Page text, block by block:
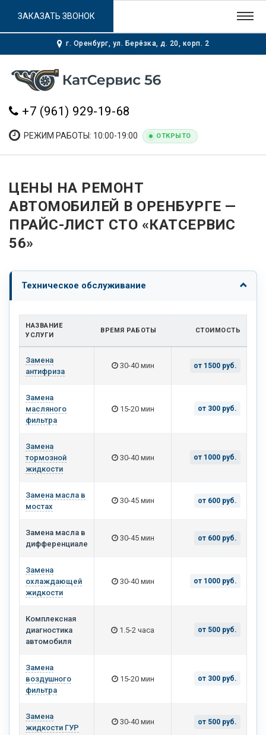
г. Оренбург, ул. Берёзка, д. 20, корп. 2
+7 (961) 929-19-68
РЕЖИМ РАБОТЫ: 10:00-19:00 ОТКРЫТО
ЗАКАЗАТЬ ЗВОНОК
ЦЕНЫ НА РЕМОНТ
АВТОМОБИЛЕЙ В ОРЕНБУРГЕ —
ПРАЙС-ЛИСТ СТО «КАТСЕРВИС
56»
Техническое обслуживание
НАЗВАНИЕ
УСЛУГИ
ВРЕМЯ РАБОТЫ СТОИМОСТЬ
Замена
антифриза
30-40 мин от 1500 руб.
Замена
масляного
фильтра
15-20 мин от 300 руб.
Замена
тормозной
жидкости
30-40 мин от 1000 руб.
Замена масла в
мостах
30-45 мин от 600 руб.
Замена масла в
дифференциале
30-45 мин от 600 руб.
Замена
охлаждающей
жидкости
30-40 мин от 1000 руб.
Комплексная
диагностика
автомобиля
1.5-2 часа от 500 руб.
Замена
воздушного
фильтра
15-20 мин от 300 руб.
Замена
жидкости ГУР
30-40 мин от 500 руб.